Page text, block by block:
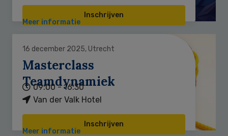
Inschrijven
Meer informatie
16 december 2025, Utrecht
Masterclass
Teamdynamiek
09:00 - 16:30
Van der Valk Hotel
Inschrijven
Meer informatie